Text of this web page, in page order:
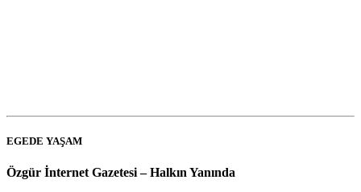
EGEDE YAŞAM
Özgür İnternet Gazetesi – Halkın Yanında